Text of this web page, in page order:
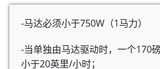
-马达必须小于750W（1马力）
-当单独由马达驱动时，一个170
小于20英里/小时；